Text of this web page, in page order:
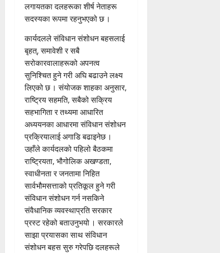
लगायतका दलहरूका शीर्ष नेताहरू
सदस्यका रूपमा रहनुभएको छ ।
कार्यदलले संविधान संशोधन बहसलाई
बृहत्, समावेशी र सबै
सरोकारवालाहरूको अपनत्व
सुनिश्चित हुने गरी अघि बढाउने लक्ष्य
लिएको छ । संयोजक शाहका अनुसार,
राष्ट्रिय सहमति, सबैको सक्रिय
सहभागिता र तथ्यमा आधारित
अध्ययनका आधारमा संविधान संशोधन
प्रक्रियालाई अगाडि बढाइनेछ ।
उहाँले कार्यदलको पहिलो बैठकमा
राष्ट्रियता, भौगोलिक अखण्डता,
स्वाधीनता र जनतामा निहित
सार्वभौमसत्ताको प्रतिकूल हुने गरी
संविधान संशोधन गर्न नसकिने
संवैधानिक व्यवस्थाप्रति सरकार
प्रस्ट रहेको बताउनुभयो । सरकारले
साझा प्रयासका साथ संविधान
संशोधन बहस सुरु गरेपछि दलहरूले